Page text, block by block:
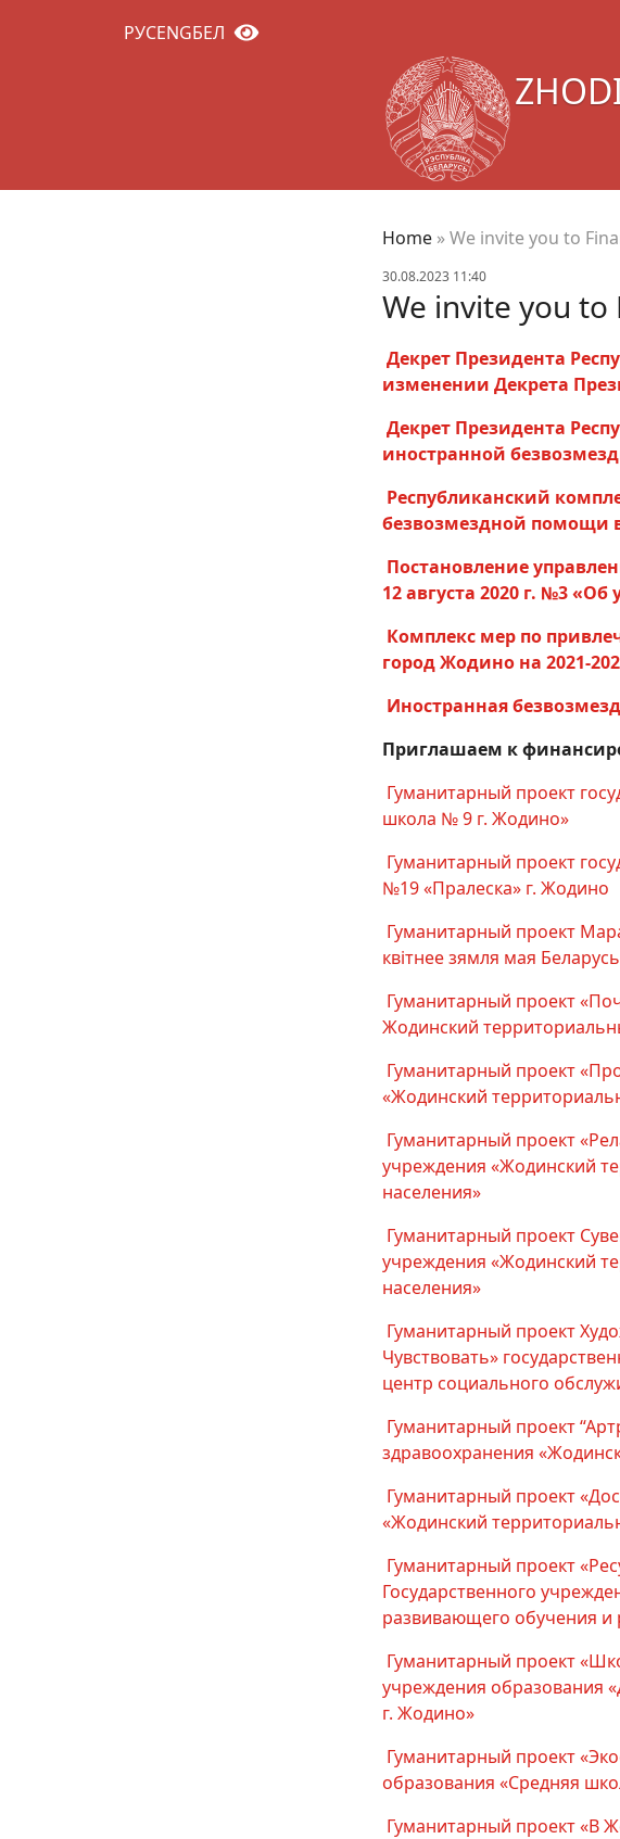
РУСENGБЕЛ
Home»We invite you to
30.08.2023 11:40
We invite you
Декрет Президента
изменении Декрета
Декрет Президента
иностранной
Республиканский
безвозмездной помощи в
Постановление
12 августа 2020 г. №3
Комплекс мер по
город Жодино на 2021-
Иностранная
Приглашаем к
Гуманитарный проект
школа № 9 г. Жодино»
Гуманитарный проект
№19 «Пралеска» г. Жодино
Гуманитарный проект
квітнее зямля мая
Гуманитарный проект
Жодинский
Гуманитарный проект
«Жодинский
Гуманитарный проект
учреждения «Жодинский
населения»
Гуманитарный проект
учреждения «Жодинский
населения»
Гуманитарный проект
Чувствовать»
центр социального
Гуманитарный проект
здравоохранения
Гуманитарный проект
«Жодинский
Гуманитарный проект
Государственного
развивающего обучения и
Гуманитарный проект
учреждения образования
г. Жодино»
Гуманитарный проект
образования «Средняя
Гуманитарный проект «В